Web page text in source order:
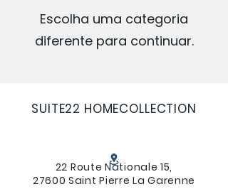
Escolha uma categoria
diferente para continuar.
SUITE22 HOMECOLLECTION
22 Route Nationale 15,
27600 Saint Pierre La Garenne